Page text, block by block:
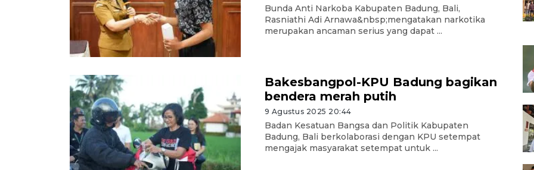
Bunda Anti Narkoba Kabupaten Badung, Bali,
Rasniathi Adi Arnawa&nbsp;mengatakan narkotika
merupakan ancaman serius yang dapat ...
Bakesbangpol-KPU Badung bagikan
bendera merah putih
9 Agustus 2025 20:44
Badan Kesatuan Bangsa dan Politik Kabupaten
Badung, Bali berkolaborasi dengan KPU setempat
mengajak masyarakat setempat untuk ...